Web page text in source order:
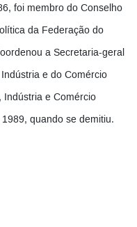
foi membro do Conselho
da Federação do
a Secretaria-geral
e do Comércio
Indústria e Comércio
quando se demitiu.